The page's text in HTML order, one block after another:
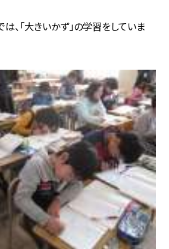
は、「大きいかず」の学習をしていま